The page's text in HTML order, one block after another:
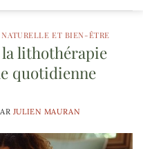
NATURELLE ET BIEN-ÊTRE
lithothérapie
quotidienne
JULIEN MAURAN